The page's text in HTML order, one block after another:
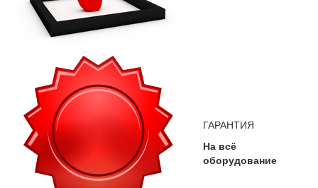
ГАРАНТИЯ
На всё
оборудование